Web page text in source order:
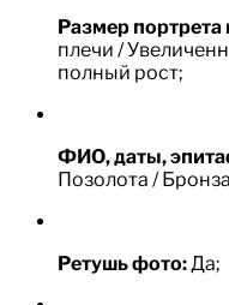
Размер портрета
плечи /
полный рост;
ФИО, даты,
Позолота /
Ретушь фото:Да;